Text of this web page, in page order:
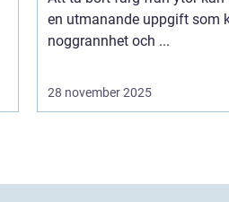
en utmanande uppgift som
noggrannhet och ...
28 november 2025